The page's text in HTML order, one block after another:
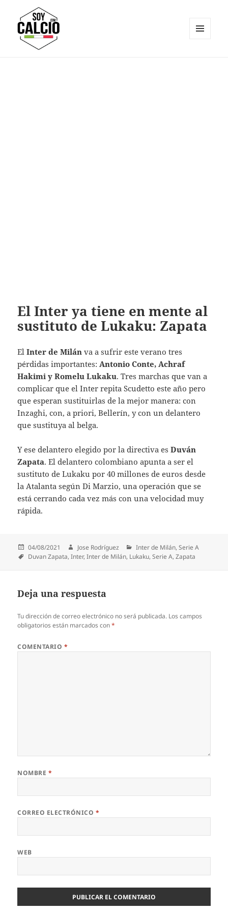
El Inter ya tiene en mente al
sustituto de Lukaku: Zapata
ElInter de Milán va a sufrir este verano tres
pérdidas importantes:Antonio Conte, Achraf
Hakimi y Romelu Lukaku. Tres marchas que van a
complicar que el Inter repita Scudetto este año pero
que esperan sustituirlas de la mejor manera: con
Inzaghi, con, a priori, Bellerín, y con un delantero
que sustituya al belga.
Y ese delantero elegido por la directiva esDuván
Zapata. El delantero colombiano apunta a ser el
sustituto de Lukaku por 40 millones de euros desde
la Atalanta según Di Marzio, una operación que se
está cerrando cada vez más con una velocidad muy
rápida.
Publicado
el
04/08/2021 Autor
Jose Rodríguez Categorías
Inter de Milán,Serie A
Etiquetas
Duvan Zapata,Inter,Inter de Milán, Lukaku,Serie A,Zapata
Deja una respuesta
Tu dirección de correo electrónico no será publicada. Los campos
obligatorios están marcados con*
COMENTARIO *
NOMBRE *
CORREO ELECTRÓNICO *
WEB